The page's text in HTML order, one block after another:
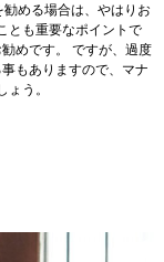
める場合は、やはりお
とも重要なポイントで
めです。 ですが、過度
もありますので、マナ
う。